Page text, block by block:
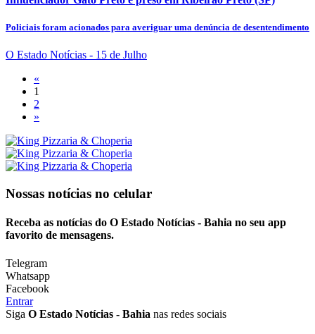
Policiais foram acionados para averiguar uma denúncia de desentendimento
O Estado Notícias - 15 de Julho
«
1
2
»
Nossas notícias no celular
Receba as notícias do O Estado Notícias - Bahia no seu app
favorito de mensagens.
Telegram
Whatsapp
Facebook
Entrar
Siga O Estado Notícias - Bahia nas redes sociais